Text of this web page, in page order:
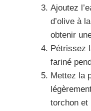
Ajoutez
d’olive à
obtenir
Pétrissez
fariné
Mettez la
torchon et